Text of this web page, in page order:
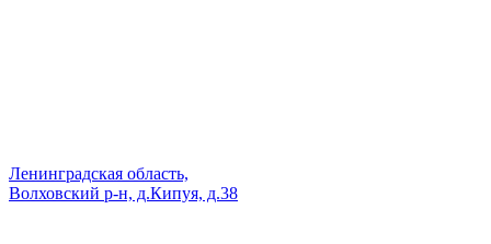
Ленинградская область,
Волховский р-н, д.Кипуя, д.38